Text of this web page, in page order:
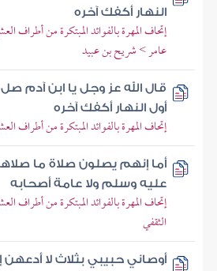
النهار أكفك آخره
إتحاف المهرة بالفوائد المبتكرة من أطراف
عامر > شريح بن عبيد
قال الله عز وجل يا ابن آدم
أول النهار أكفك آخره
إتحاف المهرة بالفوائد المبتكرة من أطراف
أما إنهم يصلون صلاة ما
عليه وسلم ولا عامة أصحابه
إتحاف المهرة بالفوائد المبتكرة من أطراف
الثقفي
أوصاني حبيبي بثلاث لا أدعهن